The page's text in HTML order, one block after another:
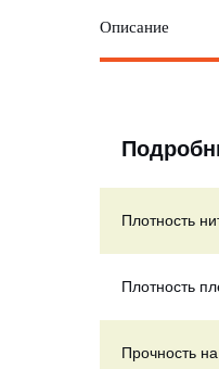
Описание
Плотность
Плотность
Прочность